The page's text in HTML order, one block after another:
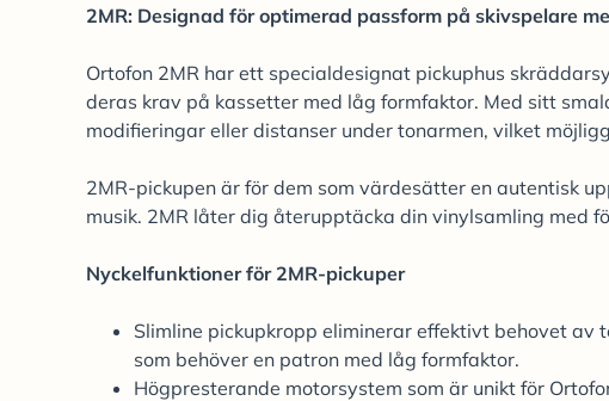
2MR: Designad för optimerad passform på skivspelare
Ortofon 2MR har ett specialdesignat pickuphus
deras krav på kassetter med låg formfaktor. Med sitt
modifieringar eller distanser under tonarmen, vilket
2MR-pickupen är för dem som värdesätter en autentisk
musik. 2MR låter dig återupptäcka din vinylsamling med
Nyckelfunktioner för 2MR-pickuper
Slimline pickupkropp eliminerar effektivt behovet av
som behöver en patron med låg formfaktor.
Högpresterande motorsystem som är unikt för